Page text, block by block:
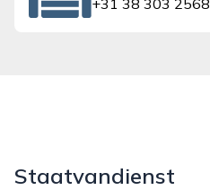
+31 38 303 2568
Staatvandienst